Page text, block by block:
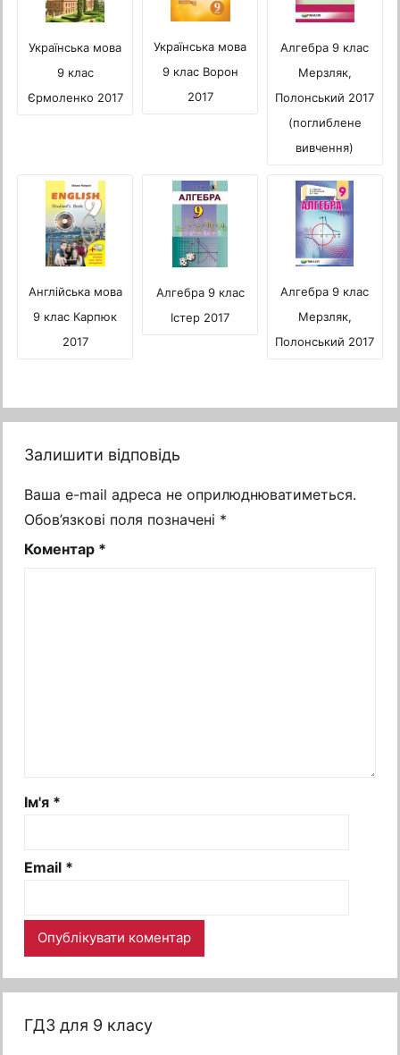
Українська мова
9 клас
Єрмоленко 2017
Українська мова
9 клас Ворон
2017
Алгебра 9 клас
Мерзляк,
Полонський 2017
(поглиблене
вивчення)
Англійська мова
9 клас Карпюк
2017
Алгебра 9 клас
Істер 2017
Алгебра 9 клас
Мерзляк,
Полонський 2017
Залишити відповідь
Ваша e-mail адреса не оприлюднюватиметься.
Обов’язкові поля позначені *
Коментар *
Ім'я *
Email *
ГДЗ для 9 класу